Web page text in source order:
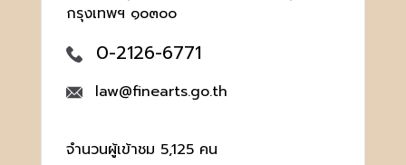
กรุงเทพฯ ๑๐๓๐๐
0-2126-6771
law@finearts.go.th
จำนวนผู้เข้าชม 5,125 คน